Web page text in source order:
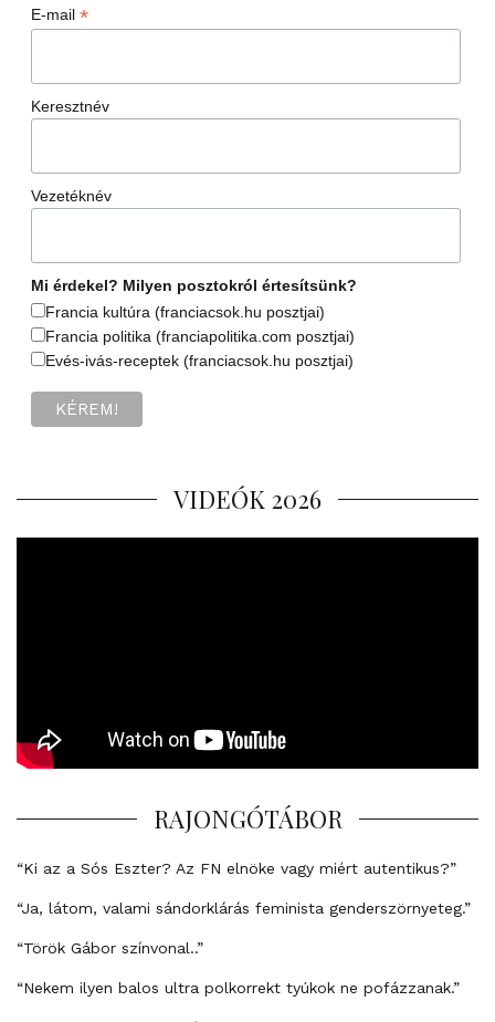
E-mail *
Keresztnév
Vezetéknév
Mi érdekel? Milyen posztokról értesítsünk?
Francia kultúra (franciacsok.hu posztjai)
Francia politika (franciapolitika.com posztjai)
Evés-ivás-receptek (franciacsok.hu posztjai)
VIDEÓK 2026
RAJONGÓTÁBOR
“Ki az a Sós Eszter? Az FN elnöke vagy miért autentikus?”
“Ja, látom, valami sándorklárás feminista genderszörnyeteg.”
“Török Gábor színvonal..”
“Nekem ilyen balos ultra polkorrekt tyúkok ne pofázzanak.”